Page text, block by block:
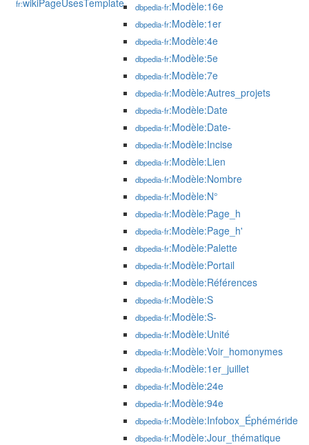
fr:wikiPageUsesTemplate dbpedia-fr:Modèle:16e
dbpedia-fr:Modèle:1er
dbpedia-fr:Modèle:4e
dbpedia-fr:Modèle:5e
dbpedia-fr:Modèle:7e
dbpedia-fr:Modèle:Autres_projets
dbpedia-fr:Modèle:Date
dbpedia-fr:Modèle:Date-
dbpedia-fr:Modèle:Incise
dbpedia-fr:Modèle:Lien
dbpedia-fr:Modèle:Nombre
dbpedia-fr:Modèle:N°
dbpedia-fr:Modèle:Page_h
dbpedia-fr:Modèle:Page_h'
dbpedia-fr:Modèle:Palette
dbpedia-fr:Modèle:Portail
dbpedia-fr:Modèle:Références
dbpedia-fr:Modèle:S
dbpedia-fr:Modèle:S-
dbpedia-fr:Modèle:Unité
dbpedia-fr:Modèle:Voir_homonymes
dbpedia-fr:Modèle:1er_juillet
dbpedia-fr:Modèle:24e
dbpedia-fr:Modèle:94e
dbpedia-fr:Modèle:Infobox_Éphéméride
dbpedia-fr:Modèle:Jour_thématique